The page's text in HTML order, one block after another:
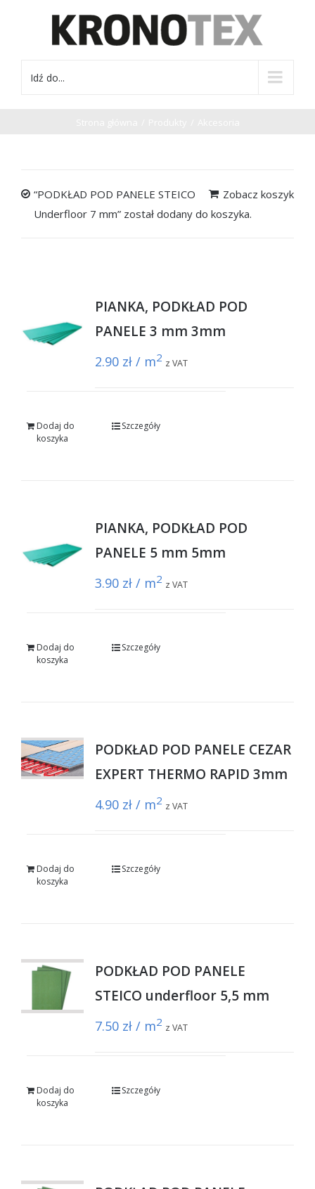
Idź do...
Zobacz koszyk
“PODKŁAD POD PANELE STEICO
Underfloor 7 mm” został dodany do koszyka.
PIANKA, PODKŁAD POD
PANELE 3 mm 3mm
2.90 zł / m2 z VAT
Dodaj do
koszyka
Szczegóły
PIANKA, PODKŁAD POD
PANELE 5 mm 5mm
3.90 zł / m2 z VAT
Dodaj do
koszyka
Szczegóły
PODKŁAD POD PANELE CEZAR
EXPERT THERMO RAPID 3mm
4.90 zł / m2 z VAT
Dodaj do
koszyka
Szczegóły
PODKŁAD POD PANELE
STEICO underfloor 5,5 mm
7.50 zł / m2 z VAT
Dodaj do
koszyka
Szczegóły